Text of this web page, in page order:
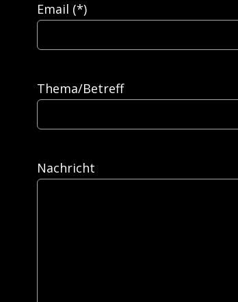
Email (*)
Thema/Betreff
Nachricht